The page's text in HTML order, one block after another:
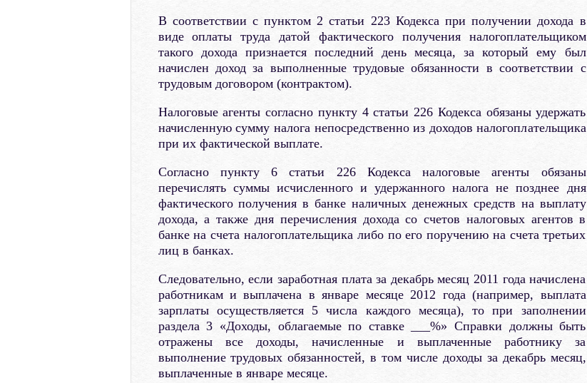
В соответствии с пунктом 2 статьи 223 Кодекса при получении дохода в
виде оплаты труда датой фактического получения налогоплательщиком
такого дохода признается последний день месяца, за который ему был
начислен доход за выполненные трудовые обязанности в соответствии с
трудовым договором (контрактом).
Налоговые агенты согласно пункту 4 статьи 226 Кодекса обязаны удержать
начисленную сумму налога непосредственно из доходов налогоплательщика
при их фактической выплате.
Согласно пункту 6 статьи 226 Кодекса налоговые агенты обязаны
перечислять суммы исчисленного и удержанного налога не позднее дня
фактического получения в банке наличных денежных средств на выплату
дохода, а также дня перечисления дохода со счетов налоговых агентов в
банке на счета налогоплательщика либо по его поручению на счета третьих
лиц в банках.
Следовательно, если заработная плата за декабрь месяц 2011 года начислена
работникам и выплачена в январе месяце 2012 года (например, выплата
зарплаты осуществляется 5 числа каждого месяца), то при заполнении
раздела 3 «Доходы, облагаемые по ставке ___%» Справки должны быть
отражены все доходы, начисленные и выплаченные работнику за
выполнение трудовых обязанностей, в том числе доходы за декабрь месяц,
выплаченные в январе месяце.